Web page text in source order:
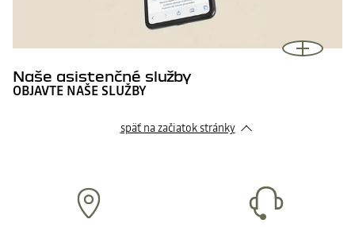
Naše asistenčné služby
OBJAVTE NAŠE SLUŽBY
späť na začiatok stránky